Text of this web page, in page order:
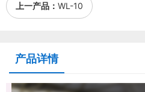
上一产品： WL-10
产品详情